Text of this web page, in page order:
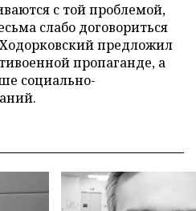
с той проблемой,
слабо договориться
предложил
пропаганде, а
социально-